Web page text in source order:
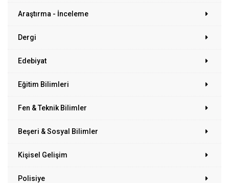
Araştırma - İnceleme
Dergi
Edebiyat
Eğitim Bilimleri
Fen & Teknik Bilimler
Beşeri & Sosyal Bilimler
Kişisel Gelişim
Polisiye